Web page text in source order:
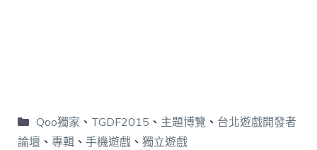
Qoo獨家 、 TGDF2015 、 主題博覽 、 台北遊戲開發者
論壇 、 專輯 、 手機遊戲 、 獨立遊戲